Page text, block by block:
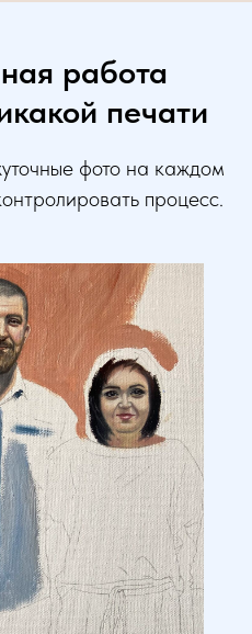
работа
печати
фото на каждом
процесс.